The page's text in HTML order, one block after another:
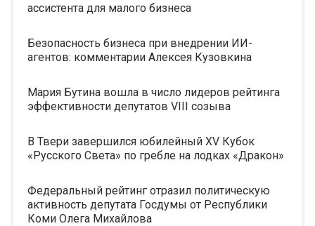
ассистента для малого бизнеса
Безопасность бизнеса при внедрении ИИ-
агентов: комментарии Алексея Кузовкина
Мария Бутина вошла в число лидеров рейтинга
эффективности депутатов VIII созыва
В Твери завершился юбилейный XV Кубок
«Русского Света» по гребле на лодках «Дракон»
Федеральный рейтинг отразил политическую
активность депутата Госдумы от Республики
Коми Олега Михайлова